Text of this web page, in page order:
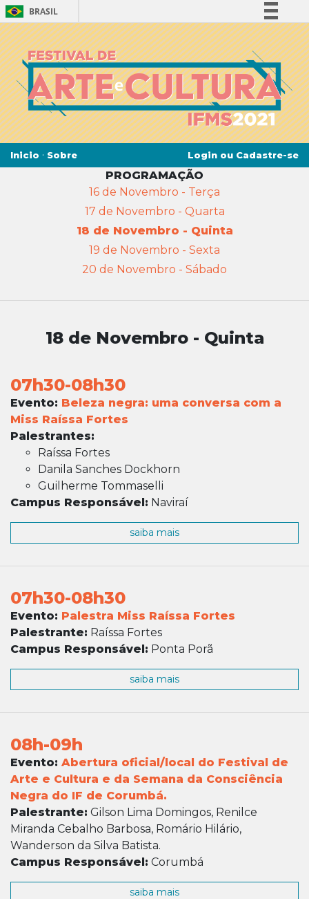
BRASIL
Simplifique!
Comunica BR
Participe
Acesso à informação
Legislação
Canais
Inicio · Sobre Login ou Cadastre-se
PROGRAMAÇÃO
16 de Novembro - Terça
17 de Novembro - Quarta
18 de Novembro - Quinta
19 de Novembro - Sexta
20 de Novembro - Sábado
18 de Novembro - Quinta
07h30-08h30
Evento: Beleza negra: uma conversa com a
Miss Raíssa Fortes
Palestrantes:
Raíssa Fortes
Danila Sanches Dockhorn
Guilherme Tommaselli
Campus Responsável: Naviraí
saiba mais
07h30-08h30
Evento: Palestra Miss Raíssa Fortes
Palestrante: Raíssa Fortes
Campus Responsável: Ponta Porã
saiba mais
08h-09h
Evento: Abertura oficial/local do Festival de
Arte e Cultura e da Semana da Consciência
Negra do IF de Corumbá.
Palestrante: Gilson Lima Domingos, Renilce
Miranda Cebalho Barbosa, Romário Hilário,
Wanderson da Silva Batista.
Campus Responsável: Corumbá
saiba mais